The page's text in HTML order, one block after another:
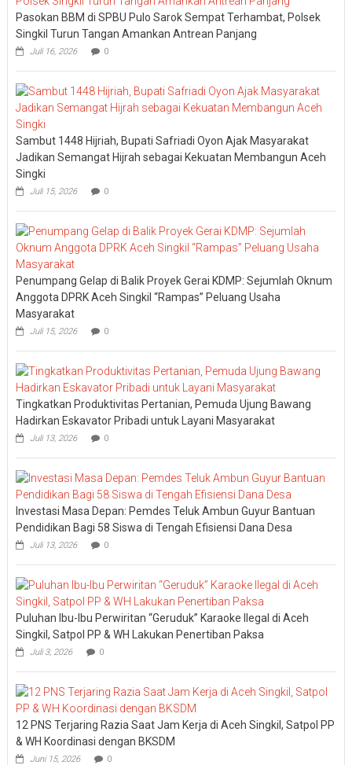
Pasokan BBM di SPBU Pulo Sarok Sempat Terhambat, Polsek
Singkil Turun Tangan Amankan Antrean Panjang
Juli 16, 2026 0
Sambut 1448 Hijriah, Bupati Safriadi Oyon Ajak Masyarakat
Jadikan Semangat Hijrah sebagai Kekuatan Membangun Aceh
Singki
Juli 15, 2026 0
Penumpang Gelap di Balik Proyek Gerai KDMP: Sejumlah Oknum
Anggota DPRK Aceh Singkil “Rampas” Peluang Usaha
Masyarakat
Juli 15, 2026 0
Tingkatkan Produktivitas Pertanian, Pemuda Ujung Bawang
Hadirkan Eskavator Pribadi untuk Layani Masyarakat
Juli 13, 2026 0
Investasi Masa Depan: Pemdes Teluk Ambun Guyur Bantuan
Pendidikan Bagi 58 Siswa di Tengah Efisiensi Dana Desa
Juli 13, 2026 0
Puluhan Ibu-Ibu Perwiritan “Geruduk” Karaoke Ilegal di Aceh
Singkil, Satpol PP & WH Lakukan Penertiban Paksa
Juli 3, 2026 0
12 PNS Terjaring Razia Saat Jam Kerja di Aceh Singkil, Satpol PP
& WH Koordinasi dengan BKSDM
Juni 15, 2026 0